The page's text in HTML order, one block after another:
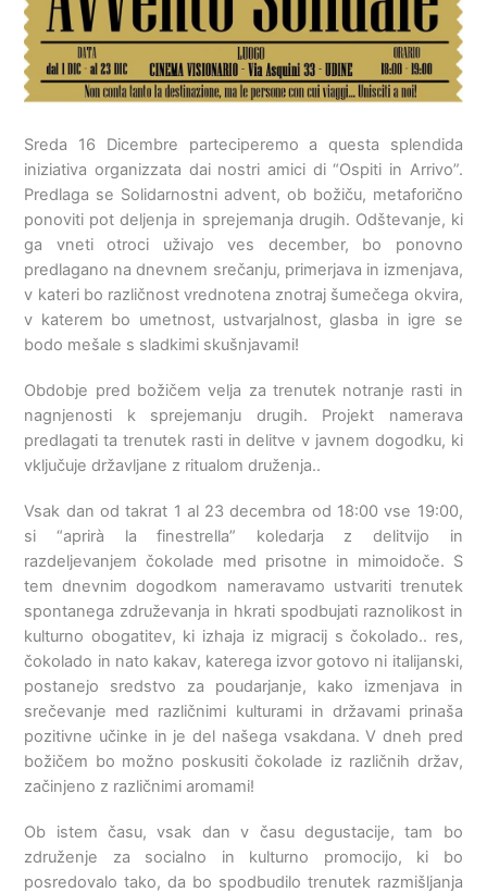
Sreda 16 Dicembre parteciperemo a questa splendida
iniziativa organizzata dai nostri amici di“Ospiti in Arrivo”.
Predlaga se Solidarnostni advent, ob božiču, metaforično
ponoviti pot deljenja in sprejemanja drugih. Odštevanje, ki
ga vneti otroci uživajo ves december, bo ponovno
predlagano na dnevnem srečanju, primerjava in izmenjava,
v kateri bo različnost vrednotena znotraj šumečega okvira,
v katerem bo umetnost, ustvarjalnost, glasba in igre se
bodo mešale s sladkimi skušnjavami!
Obdobje pred božičem velja za trenutek notranje rasti in
nagnjenosti k sprejemanju drugih. Projekt namerava
predlagati ta trenutek rasti in delitve v javnem dogodku, ki
vključuje državljane z ritualom druženja..
Vsak dan od takrat 1 al 23 decembra od 18:00 vse 19:00,
si “aprirà la finestrella” koledarja z delitvijo in
razdeljevanjem čokolade med prisotne in mimoidoče. S
tem dnevnim dogodkom nameravamo ustvariti trenutek
spontanega združevanja in hkrati spodbujati raznolikost in
kulturno obogatitev, ki izhaja iz migracij s čokolado.. res,
čokolado in nato kakav, katerega izvor gotovo ni italijanski,
postanejo sredstvo za poudarjanje, kako izmenjava in
srečevanje med različnimi kulturami in državami prinaša
pozitivne učinke in je del našega vsakdana. V dneh pred
božičem bo možno poskusiti čokolade iz različnih držav,
začinjeno z različnimi aromami!
Ob istem času, vsak dan v času degustacije, tam bo
združenje za socialno in kulturno promocijo, ki bo
posredovalo tako, da bo spodbudilo trenutek razmišljanja